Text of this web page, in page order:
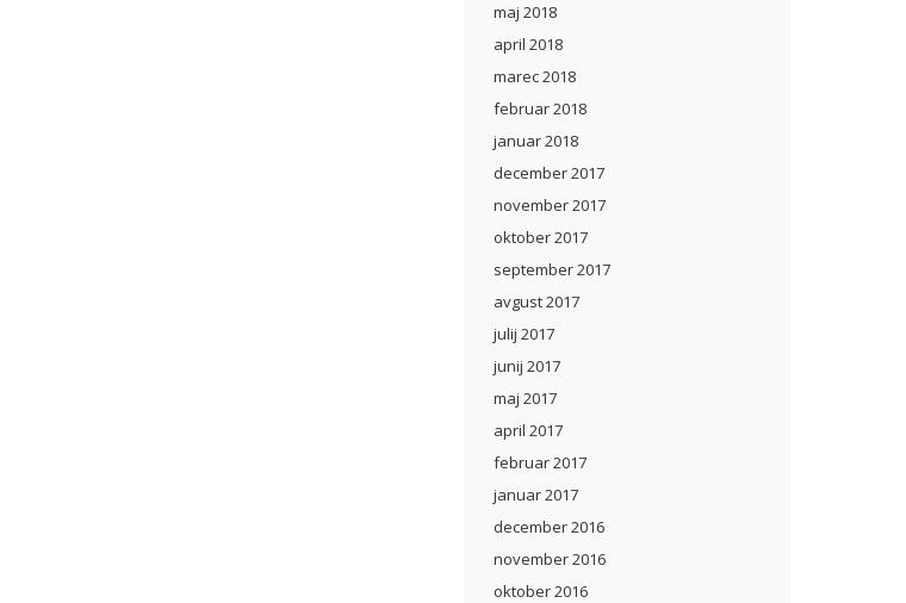
maj 2018
april 2018
marec 2018
februar 2018
januar 2018
december 2017
november 2017
oktober 2017
september 2017
avgust 2017
julij 2017
junij 2017
maj 2017
april 2017
februar 2017
januar 2017
december 2016
november 2016
oktober 2016